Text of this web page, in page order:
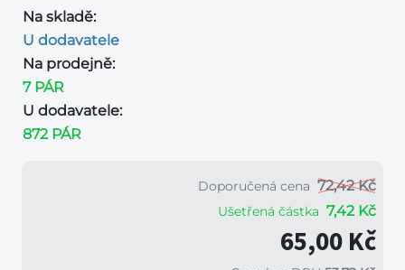
Na skladě:
U dodavatele
Na prodejně:
7 PÁR
U dodavatele:
872 PÁR
Doporučená cena 72,42 Kč
Ušetřená částka 7,42 Kč
65,00 Kč